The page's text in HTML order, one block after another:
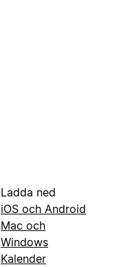
Ladda ned
iOS och Android
Mac och
Windows
Kalender